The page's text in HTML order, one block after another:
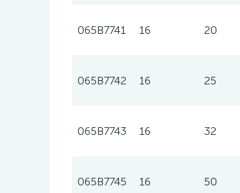
065B7741 16 20
065B7742 16 25
065B7743 16 32
065B7745 16 50